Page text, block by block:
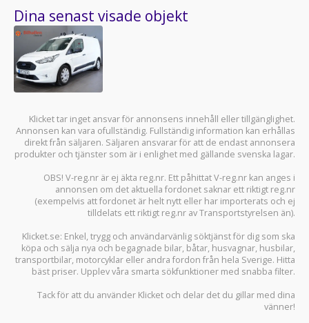
Dina senast visade objekt
Klicket tar inget ansvar för annonsens innehåll eller tillgänglighet.
Annonsen kan vara ofullständig. Fullständig information kan erhållas
direkt från säljaren. Säljaren ansvarar för att de endast annonsera
produkter och tjänster som är i enlighet med gällande svenska lagar.
OBS! V-reg.nr är ej äkta reg.nr. Ett påhittat V-reg.nr kan anges i
annonsen om det aktuella fordonet saknar ett riktigt reg.nr
(exempelvis att fordonet är helt nytt eller har importerats och ej
tilldelats ett riktigt reg.nr av Transportstyrelsen än).
Klicket.se: Enkel, trygg och användarvänlig söktjänst för dig som ska
köpa och sälja nya och begagnade bilar, båtar, husvagnar, husbilar,
transportbilar, motorcyklar eller andra fordon från hela Sverige. Hitta
bäst priser. Upplev våra smarta sökfunktioner med snabba filter.
Tack för att du använder Klicket och delar det du gillar med dina
vänner!